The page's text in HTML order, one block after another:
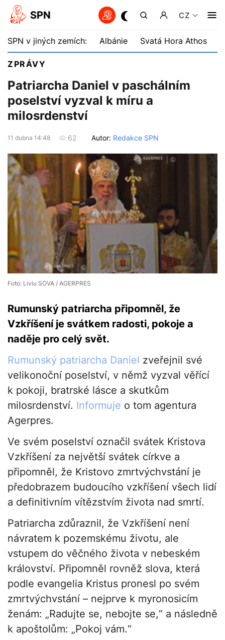
SPN CZ
SPN v jiných zemích: Albánie Svatá Hora Athos
ZPRÁVY
Patriarcha Daniel v paschálním
poselství vyzval k míru a
milosrdenství
11 dubna 14:48 62 Autor: Redakce SPN
Foto: Liviu SOVA / AGERPRES
Rumunský patriarcha připomněl, že
Vzkříšení je svátkem radosti, pokoje a
naděje pro celý svět.
Rumunský patriarcha Daniel zveřejnil své
velikonoční poselství, v němž vyzval věřící
k pokoji, bratrské lásce a skutkům
milosrdenství. Informuje o tom agentura
Agerpres.
Ve svém poselství označil svátek Kristova
Vzkříšení za největší svátek církve a
připomněl, že Kristovo zmrtvýchvstání je
předobrazem budoucího vzkříšení všech lidí
a definitivním vítězstvím života nad smrtí.
Patriarcha zdůraznil, že Vzkříšení není
návratem k pozemskému životu, ale
vstupem do věčného života v nebeském
království. Připomněl rovněž slova, která
podle evangelia Kristus pronesl po svém
zmrtvýchvstání – nejprve k myronosicím
ženám: „Radujte se, nebojte se,“ a následně
k apoštolům: „Pokoj vám.“